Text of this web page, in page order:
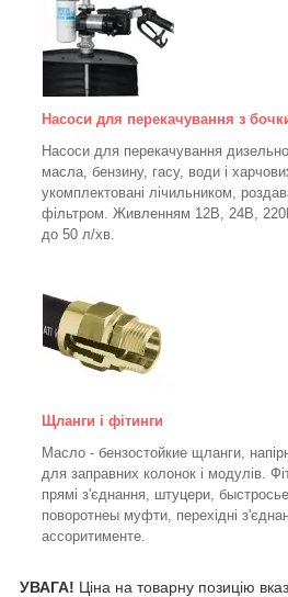
Насоси для перекачування з
Насоси для перекачування
масла, бензину, гасу, води і
укомплектовані лічильником,
фільтром. Живленням 12В, 24В,
до 50 л/хв.
Щланги і фітинги
Масло - бензостойкие щланги,
для заправних колонок і модулів.
прямі з'єднання, штуцери,
поворотнеы муфти, перехідні
ассоритименте.
УВАГА! Ціна на товарну позицію